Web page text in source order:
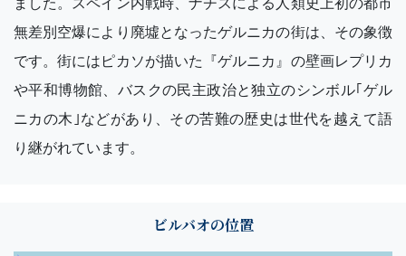
無差別空爆により廃墟となったゲルニカの街は、その象徴
です。街にはピカソが描いた『ゲルニカ』の壁画レプリカ
や平和博物館、バスクの民主政治と独立のシンボル｢ゲル
ニカの木｣などがあり、その苦難の歴史は世代を越えて語
り継がれています。
ビルバオの位置